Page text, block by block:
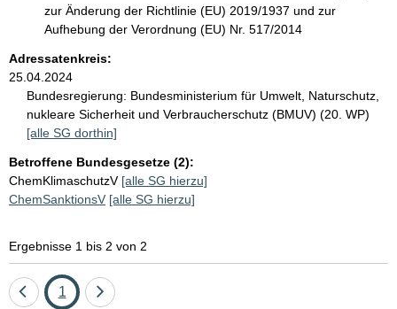
zur Änderung der Richtlinie (EU) 2019/1937 und zur
Aufhebung der Verordnung (EU) Nr. 517/2014
Adressatenkreis:
25.04.2024
Bundesregierung: Bundesministerium für Umwelt, Naturschutz,
nukleare Sicherheit und Verbraucherschutz (BMUV) (20. WP)
[alle SG dorthin]
Betroffene Bundesgesetze (2):
ChemKlimaschutzV [alle SG hierzu]
ChemSanktionsV [alle SG hierzu]
Ergebnisse 1 bis 2 von 2
EineSeite
1
Eine